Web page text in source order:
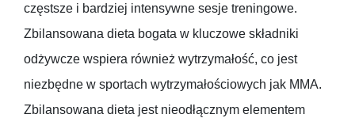
częstsze i bardziej intensywne sesje treningowe.
Zbilansowana dieta bogata w kluczowe składniki
odżywcze wspiera również wytrzymałość, co jest
niezbędne w sportach wytrzymałościowych jak MMA.
Zbilansowana dieta jest nieodłącznym elementem